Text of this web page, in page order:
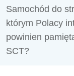
Samochód do
którym Polacy
powinien
SCT?